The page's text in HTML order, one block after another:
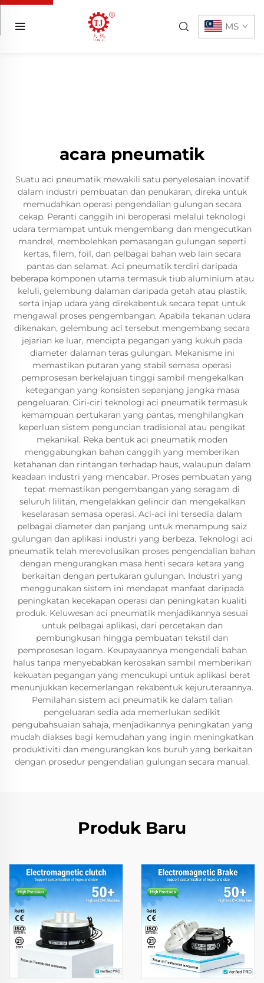
MS
acara pneumatik
Suatu aci pneumatik mewakili satu penyelesaian inovatif
dalam industri pembuatan dan penukaran, direka untuk
memudahkan operasi pengendalian gulungan secara
cekap. Peranti canggih ini beroperasi melalui teknologi
udara termampat untuk mengembang dan mengecutkan
mandrel, membolehkan pemasangan gulungan seperti
kertas, filem, foil, dan pelbagai bahan web lain secara
pantas dan selamat. Aci pneumatik terdiri daripada
beberapa komponen utama termasuk tiub aluminium atau
keluli, gelembung dalaman daripada getah atau plastik,
serta injap udara yang direkabentuk secara tepat untuk
mengawal proses pengembangan. Apabila tekanan udara
dikenakan, gelembung aci tersebut mengembang secara
jejarian ke luar, mencipta pegangan yang kukuh pada
diameter dalaman teras gulungan. Mekanisme ini
memastikan putaran yang stabil semasa operasi
pemprosesan berkelajuan tinggi sambil mengekalkan
ketegangan yang konsisten sepanjang jangka masa
pengeluaran. Ciri-ciri teknologi aci pneumatik termasuk
kemampuan pertukaran yang pantas, menghilangkan
keperluan sistem penguncian tradisional atau pengikat
mekanikal. Reka bentuk aci pneumatik moden
menggabungkan bahan canggih yang memberikan
ketahanan dan rintangan terhadap haus, walaupun dalam
keadaan industri yang mencabar. Proses pembuatan yang
tepat memastikan pengembangan yang seragam di
seluruh lilitan, mengelakkan gelincir dan mengekalkan
keselarasan semasa operasi. Aci-aci ini tersedia dalam
pelbagai diameter dan panjang untuk menampung saiz
gulungan dan aplikasi industri yang berbeza. Teknologi aci
pneumatik telah merevolusikan proses pengendalian bahan
dengan mengurangkan masa henti secara ketara yang
berkaitan dengan pertukaran gulungan. Industri yang
menggunakan sistem ini mendapat manfaat daripada
peningkatan kecekapan operasi dan peningkatan kualiti
produk. Keluwesan aci pneumatik menjadikannya sesuai
untuk pelbagai aplikasi, dari percetakan dan
pembungkusan hingga pembuatan tekstil dan
pemprosesan logam. Keupayaannya mengendali bahan
halus tanpa menyebabkan kerosakan sambil memberikan
kekuatan pegangan yang mencukupi untuk aplikasi berat
menunjukkan kecemerlangan rekabentuk kejuruteraannya.
Pemilahan sistem aci pneumatik ke dalam talian
pengeluaran sedia ada memerlukan sedikit
pengubahsuaian sahaja, menjadikannya peningkatan yang
mudah diakses bagi kemudahan yang ingin meningkatkan
produktiviti dan mengurangkan kos buruh yang berkaitan
dengan prosedur pengendalian gulungan secara manual.
Produk Baru